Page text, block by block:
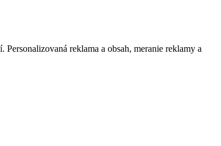
reklama a obsah, meranie reklamy a